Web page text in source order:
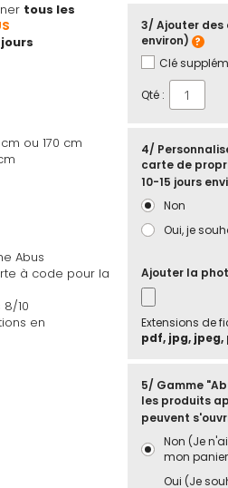
tous les
jours
ou 170 cm
Abus
à code pour la
10
en
3/ Ajouter des
environ)
Clé
Qté :
4/
carte de
10-15 jours
Non
Oui, je
Ajouter la
Extensions de
pdf, jpg, jpeg,
5/ Gamme
les produits
peuvent
Non (Je
mon
Oui (Je